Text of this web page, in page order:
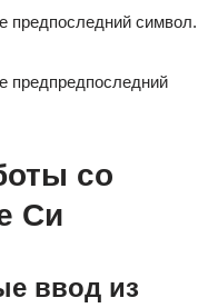
предпоследний символ.
предпредпоследний
со
Си
ввод из